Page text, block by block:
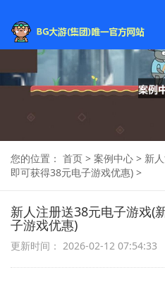
您的位置： 首页 > 案例中心 > 新
即可获得38元电子游戏优惠) >
新人注册送38元电子游戏(
子游戏优惠)
更新时间： 2026-02-12 07:54:33